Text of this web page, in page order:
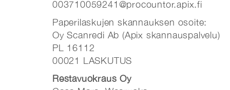
003710059241@procountor.apix.fi
Paperilaskujen skannauksen osoite:
Oy Scanredi Ab (Apix skannauspalvelu)
PL 16112
00021 LASKUTUS
Restavuokraus Oy